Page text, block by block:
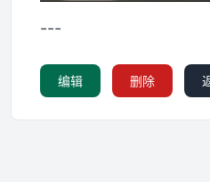
---
编辑 删除